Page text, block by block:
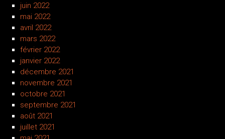
juin 2022
mai 2022
avril 2022
mars 2022
février 2022
janvier 2022
décembre 2021
novembre 2021
octobre 2021
septembre 2021
août 2021
juillet 2021